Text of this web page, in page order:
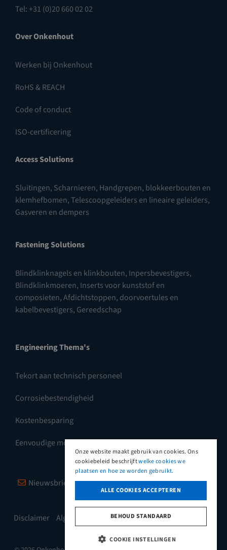
Tel: +31 (0)20 660 02 02
Over Onkenhout
Werken bij Onkenhout
RoHS & REACH
Code of conduct
ISO-certificering
Access Solutions
Sluitingen, Scharnieren, Handgrepen, blokkeerbouten en
klemhefbomen,Telescoopgeleiders en lineaire geleiders,
Gasveren en dempers
Fastening Solutions
Blindklinknagels en klinkbouten, Inpersbevestigers,
Blindklinkmoeren, Inserts voor kunststof en
composieten,Afdichtstoppen, doorvoertules en
kabelbevestigers, Gereedschap
Engineering Thema's
Tekort aan technisch personeel
Corrosiebestendigheid
Kostenbesparing
Eenvoudige montage
Disclaimer Algemene leveringsvoorwaarden
Nieuwsbrief Vimeo LinkedIn
Onze website maakt gebruik van cookies. Ons
cookiebeleid beschrijftwelke cookies we
plaatsen en hoe ze worden gebruikt.
ALLE COOKIES ACCEPTEREN
BEHOUD STANDAARD
COOKIE INSTELLINGEN